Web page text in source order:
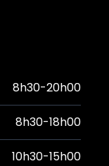
8h30-20h00
8h30-18h00
10h30-15h00